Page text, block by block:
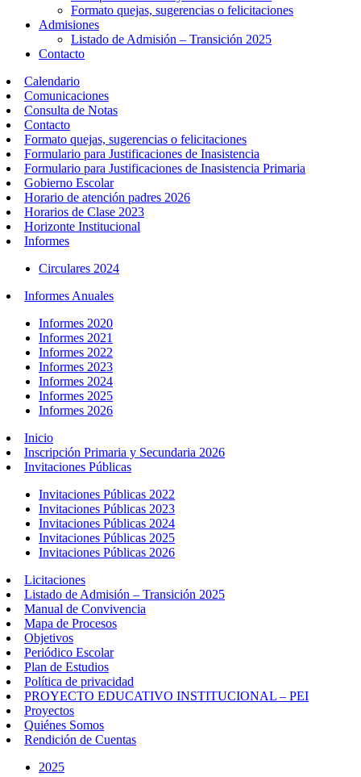
Formato quejas, sugerencias o felicitaciones
Admisiones
Listado de Admisión – Transición 2025
Contacto
Calendario
Comunicaciones
Consulta de Notas
Contacto
Formato quejas, sugerencias o felicitaciones
Formulario para Justificaciones de Inasistencia
Formulario para Justificaciones de Inasistencia Primaria
Gobierno Escolar
Horario de atención padres 2026
Horarios de Clase 2023
Horizonte Institucional
Informes
Circulares 2024
Informes Anuales
Informes 2020
Informes 2021
Informes 2022
Informes 2023
Informes 2024
Informes 2025
Informes 2026
Inicio
Inscripción Primaria y Secundaria 2026
Invitaciones Públicas
Invitaciones Públicas 2022
Invitaciones Públicas 2023
Invitaciones Públicas 2024
Invitaciones Públicas 2025
Invitaciones Públicas 2026
Licitaciones
Listado de Admisión – Transición 2025
Manual de Convivencia
Mapa de Procesos
Objetivos
Periódico Escolar
Plan de Estudios
Política de privacidad
PROYECTO EDUCATIVO INSTITUCIONAL – PEI
Proyectos
Quiénes Somos
Rendición de Cuentas
2025